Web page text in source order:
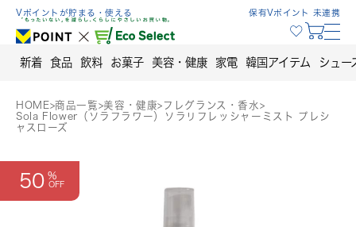
Skip
content
Vポイントが貯まる・使える 保有Vポイント 未連携
新着 食品 飲料 お菓子 美容・健康 家電 韓国アイテム シュー
HOME>商品一覧>美容・健康>フレグランス・香水 >
Sola Flower（ソラフラワー）ソラリフレッシャーミスト プレシ
ャスローズ
50